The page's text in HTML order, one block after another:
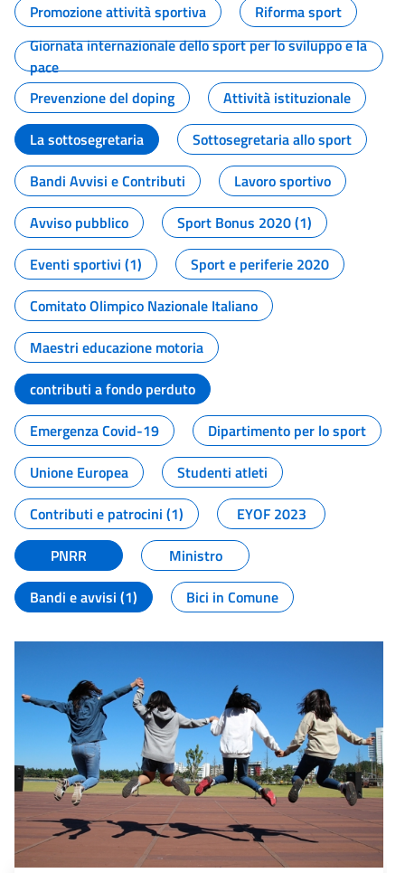
Promozione attività sportiva
Riforma sport
Giornata internazionale dello sport per lo sviluppo e la
pace
Prevenzione del doping
Attività istituzionale
La sottosegretaria
Sottosegretaria allo sport
Bandi Avvisi e Contributi
Lavoro sportivo
Avviso pubblico
Sport Bonus 2020 (1)
Eventi sportivi (1)
Sport e periferie 2020
Comitato Olimpico Nazionale Italiano
Maestri educazione motoria
contributi a fondo perduto
Emergenza Covid-19
Dipartimento per lo sport
Unione Europea
Studenti atleti
Contributi e patrocini (1)
EYOF 2023
PNRR
Ministro
Bandi e avvisi (1)
Bici in Comune